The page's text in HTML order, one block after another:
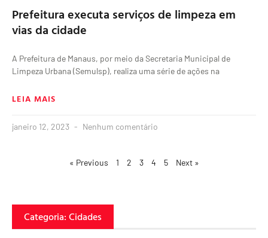
Prefeitura executa serviços de limpeza em
vias da cidade
A Prefeitura de Manaus, por meio da Secretaria Municipal de
Limpeza Urbana (Semulsp), realiza uma série de ações na
LEIA MAIS
janeiro 12, 2023 Nenhum comentário
« Previous 1 2 3 4 5 Next »
Categoria: Cidades